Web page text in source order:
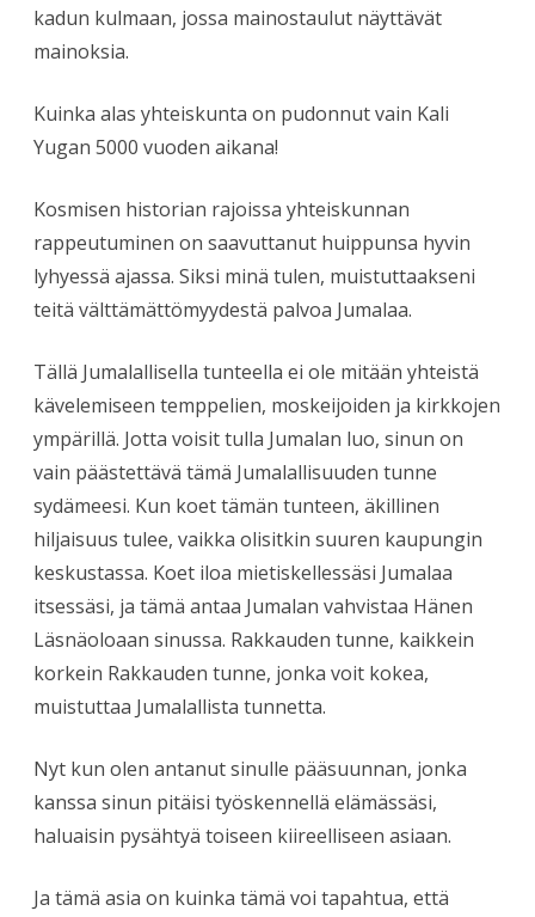
kadun kulmaan, jossa mainostaulut näyttävät
mainoksia.
Kuinka alas yhteiskunta on pudonnut vain Kali
Yugan 5000 vuoden aikana!
Kosmisen historian rajoissa yhteiskunnan
rappeutuminen on saavuttanut huippunsa hyvin
lyhyessä ajassa. Siksi minä tulen, muistuttaakseni
teitä välttämättömyydestä palvoa Jumalaa.
Tällä Jumalallisella tunteella ei ole mitään yhteistä
kävelemiseen temppelien, moskeijoiden ja kirkkojen
ympärillä. Jotta voisit tulla Jumalan luo, sinun on
vain päästettävä tämä Jumalallisuuden tunne
sydämeesi. Kun koet tämän tunteen, äkillinen
hiljaisuus tulee, vaikka olisitkin suuren kaupungin
keskustassa. Koet iloa mietiskellessäsi Jumalaa
itsessäsi, ja tämä antaa Jumalan vahvistaa Hänen
Läsnäoloaan sinussa. Rakkauden tunne, kaikkein
korkein Rakkauden tunne, jonka voit kokea,
muistuttaa Jumalallista tunnetta.
Nyt kun olen antanut sinulle pääsuunnan, jonka
kanssa sinun pitäisi työskennellä elämässäsi,
haluaisin pysähtyä toiseen kiireelliseen asiaan.
Ja tämä asia on kuinka tämä voi tapahtua, että